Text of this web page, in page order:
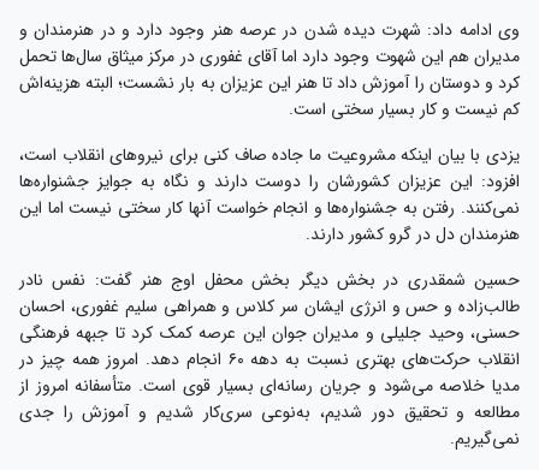
وی ادامه داد: شهرت دیده شدن در عرصه هنر وجود دارد و در هنرمندان و
مدیران هم این شهوت وجود دارد اما آقای غفوری در مرکز میثاق سال‌ها تحمل
کرد و دوستان را آموزش داد تا هنر این عزیزان به بار نشست؛ البته هزینه‌اش
کم نیست و کار بسیار سختی است.
یزدی با بیان اینکه مشروعیت ما جاده صاف کنی برای نیروهای انقلاب است،
افزود: این عزیزان کشورشان را دوست دارند و نگاه به جوایز جشنواره‌ها
نمی‌کنند. رفتن به جشنواره‌ها و انجام خواست آنها کار سختی نیست اما این
هنرمندان دل در گرو کشور دارند.
حسین شمقدری در بخش دیگر بخش محفل اوج هنر گفت: نفس نادر
طالب‌زاده و حس و انرژی ایشان سر کلاس و همراهی سلیم غفوری،‌ احسان
حسنی، وحید جلیلی و مدیران جوان این عرصه کمک کرد تا جبهه فرهنگی
انقلاب حرکت‌های بهتری نسبت به دهه ۶۰ انجام دهد. امروز همه چیز در
مدیا خلاصه می‌شود و جریان رسانه‌ای بسیار قوی است. متأسفانه امروز از
مطالعه و تحقیق دور شدیم، به‌نوعی سری‌کار شدیم و آموزش را جدی
نمی‌گیریم.